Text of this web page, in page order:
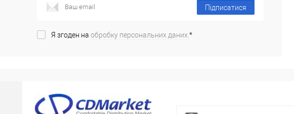
Підписатися
Я згоден на обробку персональних даних. *